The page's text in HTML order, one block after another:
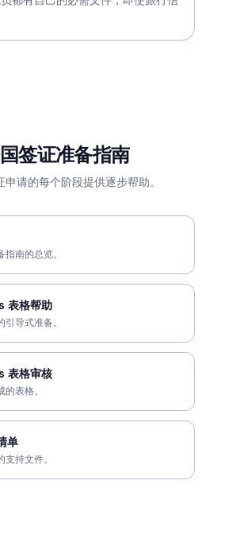
签证准备指南
申请的每个阶段提供逐步帮助。
南的总览。
表格帮助
导式准备。
表格审核
表格。
单
持文件。